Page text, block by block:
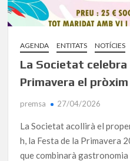
AGENDA ENTITATS NOTÍCIES
La Societat celebra
Primavera el
premsa 27/04/2026
La Societat acollirà el
h, la Festa de la Primavera
que combinarà